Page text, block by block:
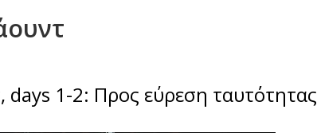
days 1-2: Προς εύρεση ταυτότητας